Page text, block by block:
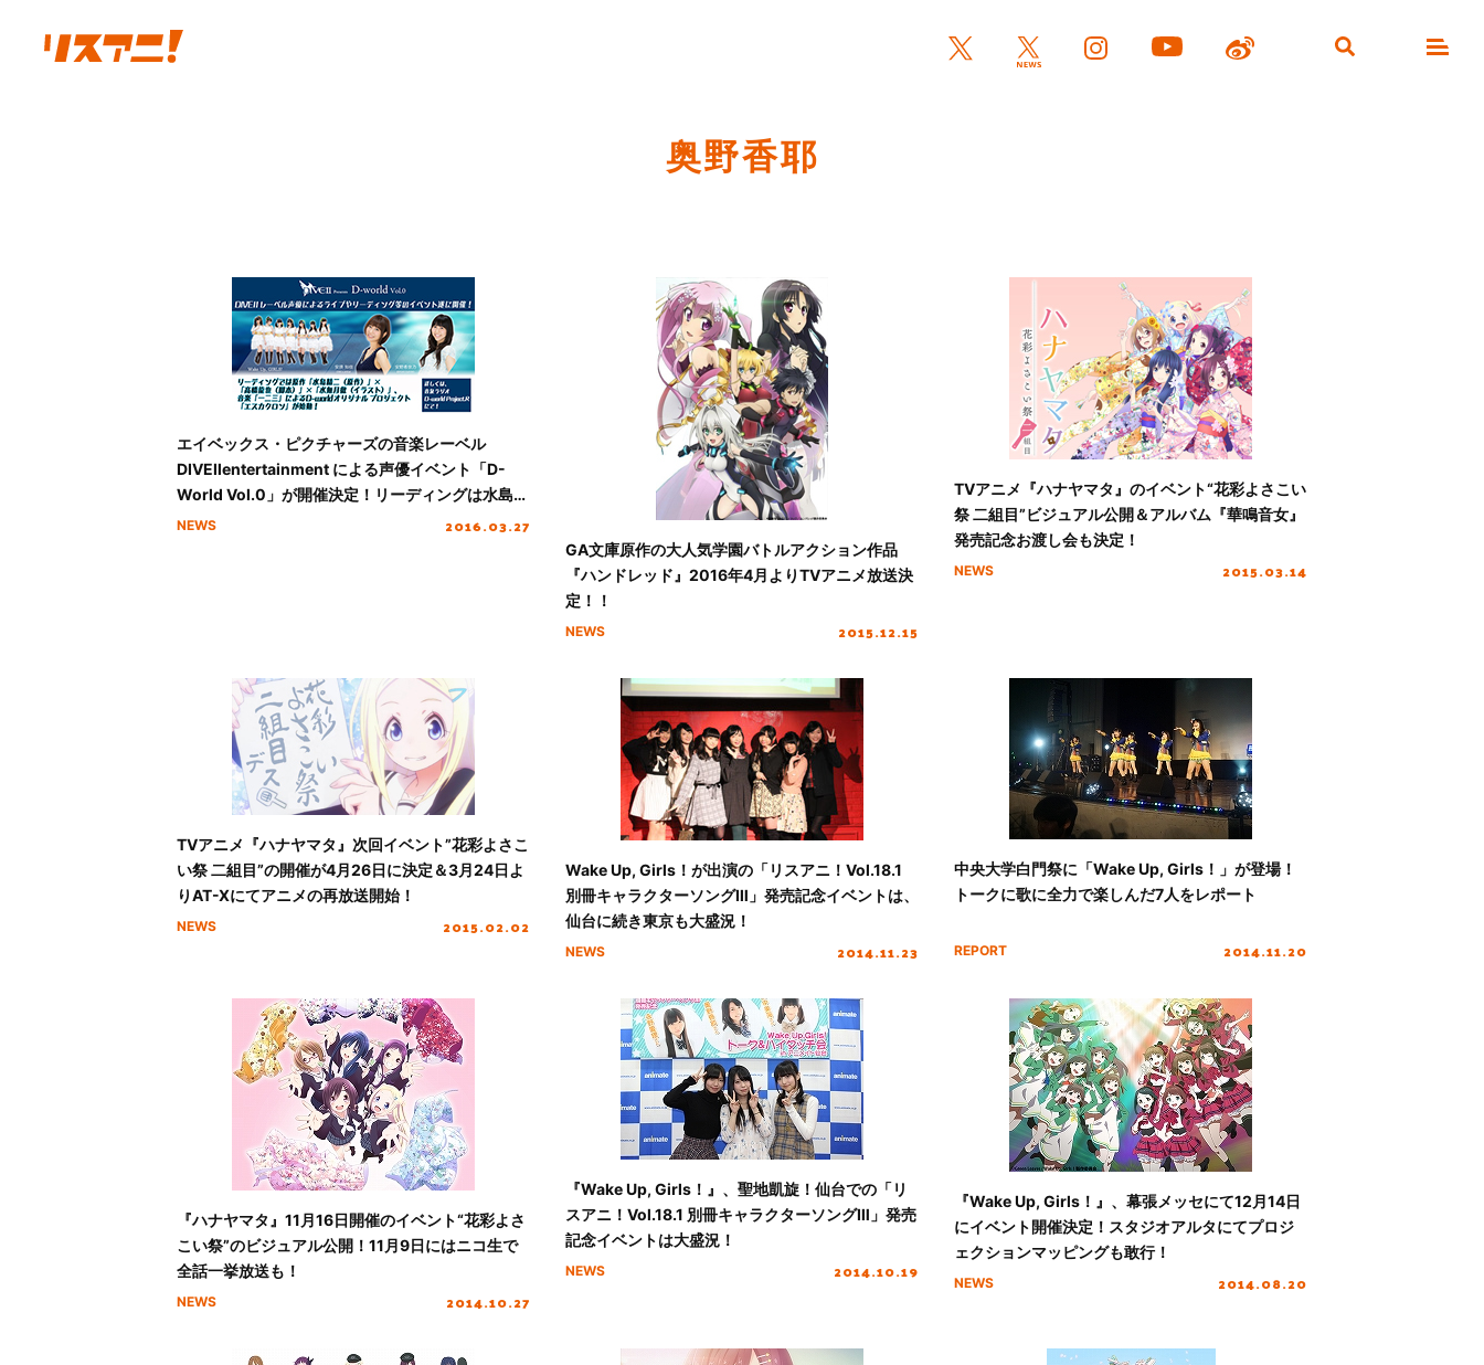
奥野香耶
エイベックス・ピクチャーズの音楽レーベル
DIVEⅡentertainment による声優イベント「D-
World Vol.0」が開催決定！リーディングは水島精
二監修による「エスカクロン」プロジェクトが披
NEWS 2016.03.27
GA文庫原作の大人気学園バトルアクション作品
『ハンドレッド』2016年4月よりTVアニメ放送決
定！！
NEWS 2015.12.15
TVアニメ『ハナヤマタ』のイベント“花彩よさこい
祭 二組目”ビジュアル公開＆アルバム『華鳴音女』
発売記念お渡し会も決定！
NEWS 2015.03.14
TVアニメ『ハナヤマタ』次回イベント”花彩よさこ
い祭 二組目”の開催が4月26日に決定＆3月24日よ
りAT-Xにてアニメの再放送開始！
NEWS 2015.02.02
Wake Up, Girls！が出演の「リスアニ！Vol.18.1
別冊キャラクターソングⅢ」発売記念イベントは、
仙台に続き東京も大盛況！
NEWS 2014.11.23
中央大学白門祭に「Wake Up, Girls！」が登場！
トークに歌に全力で楽しんだ7人をレポート
REPORT 2014.11.20
『ハナヤマタ』11月16日開催のイベント“花彩よさ
こい祭”のビジュアル公開！11月9日にはニコ生で
全話一挙放送も！
NEWS 2014.10.27
『Wake Up, Girls！』、聖地凱旋！仙台での「リ
スアニ！Vol.18.1 別冊キャラクターソングⅢ」発売
記念イベントは大盛況！
NEWS 2014.10.19
『Wake Up, Girls！』、幕張メッセにて12月14日
にイベント開催決定！スタジオアルタにてプロジ
ェクションマッピングも敢行！
NEWS 2014.08.20